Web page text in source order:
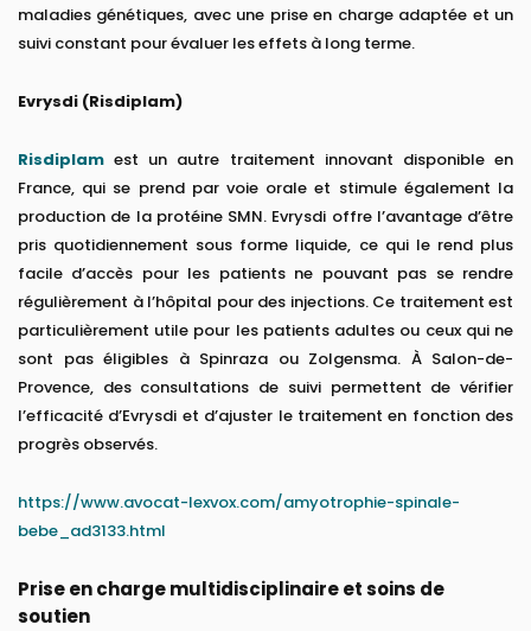
maladies génétiques, avec une prise en charge adaptée et un
suivi constant pour évaluer les effets à long terme.
Evrysdi (Risdiplam)
Risdiplam est un autre traitement innovant disponible en
France, qui se prend par voie orale et stimule également la
production de la protéine SMN. Evrysdi offre l’avantage d’être
pris quotidiennement sous forme liquide, ce qui le rend plus
facile d’accès pour les patients ne pouvant pas se rendre
régulièrement à l’hôpital pour des injections. Ce traitement est
particulièrement utile pour les patients adultes ou ceux qui ne
sont pas éligibles à Spinraza ou Zolgensma. À Salon-de-
Provence, des consultations de suivi permettent de vérifier
l’efficacité d’Evrysdi et d’ajuster le traitement en fonction des
progrès observés.
https://www.avocat-lexvox.com/amyotrophie-spinale-
bebe_ad3133.html
Prise en charge multidisciplinaire et soins de
soutien